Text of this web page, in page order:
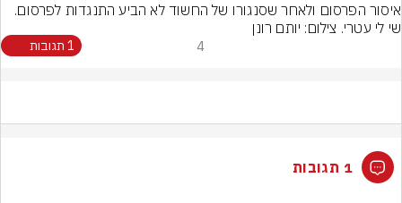
איסור הפרסום ולאחר שסנגורו של החשוד לא הביע התנגדות לפרסום.
שי לי עטרי. צילום: יותם רונן
4 1 תגובות
1 תגובות